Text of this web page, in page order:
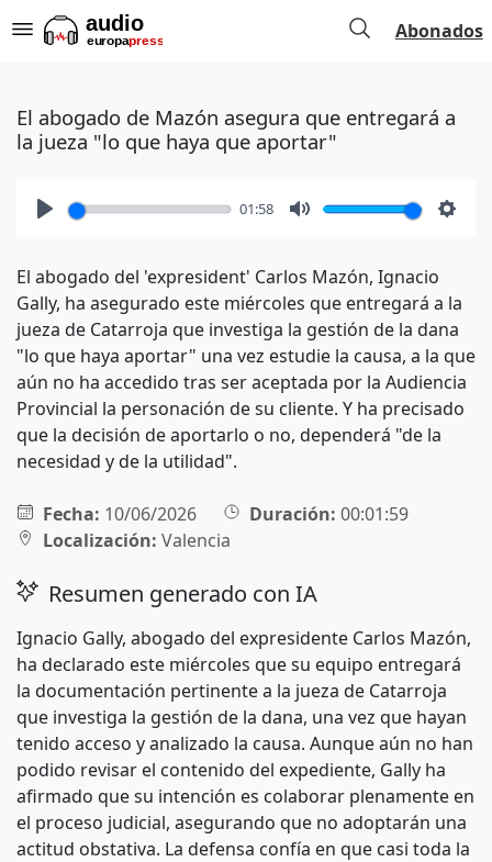
Abonados
El abogado de Mazón asegura que entregará a
la jueza "lo que haya que aportar"
01:58
El abogado del 'expresident' Carlos Mazón, Ignacio
Gally, ha asegurado este miércoles que entregará a la
jueza de Catarroja que investiga la gestión de la dana
"lo que haya aportar" una vez estudie la causa, a la que
aún no ha accedido tras ser aceptada por la Audiencia
Provincial la personación de su cliente. Y ha precisado
que la decisión de aportarlo o no, dependerá "de la
necesidad y de la utilidad".
Fecha: 10/06/2026 Duración: 00:01:59
Localización: Valencia
Resumen generado con IA
Ignacio Gally, abogado del expresidente Carlos Mazón,
ha declarado este miércoles que su equipo entregará
la documentación pertinente a la jueza de Catarroja
que investiga la gestión de la dana, una vez que hayan
tenido acceso y analizado la causa. Aunque aún no han
podido revisar el contenido del expediente, Gally ha
afirmado que su intención es colaborar plenamente en
el proceso judicial, asegurando que no adoptarán una
actitud obstativa. La defensa confía en que casi toda la